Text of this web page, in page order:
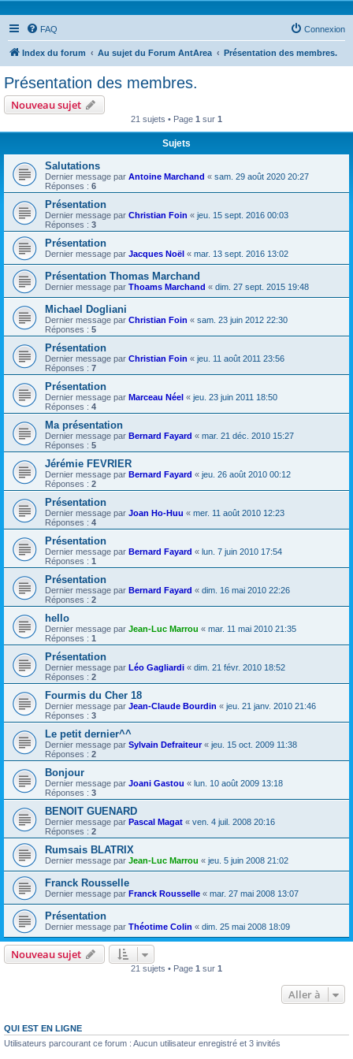
FAQ Connexion
Index du forum Au sujet du Forum AntArea Présentation des membres.
Présentation des membres.
Nouveau sujet
21 sujets • Page 1 sur 1
Sujets
Salutations
Dernier message par Antoine Marchand « sam. 29 août 2020 20:27
Réponses : 6
Présentation
Dernier message par Christian Foin « jeu. 15 sept. 2016 00:03
Réponses : 3
Présentation
Dernier message par Jacques Noël « mar. 13 sept. 2016 13:02
Présentation Thomas Marchand
Dernier message par Thoams Marchand « dim. 27 sept. 2015 19:48
Michael Dogliani
Dernier message par Christian Foin « sam. 23 juin 2012 22:30
Réponses : 5
Présentation
Dernier message par Christian Foin « jeu. 11 août 2011 23:56
Réponses : 7
Présentation
Dernier message par Marceau Néel « jeu. 23 juin 2011 18:50
Réponses : 4
Ma présentation
Dernier message par Bernard Fayard « mar. 21 déc. 2010 15:27
Réponses : 5
Jérémie FEVRIER
Dernier message par Bernard Fayard « jeu. 26 août 2010 00:12
Réponses : 2
Présentation
Dernier message par Joan Ho-Huu « mer. 11 août 2010 12:23
Réponses : 4
Présentation
Dernier message par Bernard Fayard « lun. 7 juin 2010 17:54
Réponses : 1
Présentation
Dernier message par Bernard Fayard « dim. 16 mai 2010 22:26
Réponses : 2
hello
Dernier message par Jean-Luc Marrou « mar. 11 mai 2010 21:35
Réponses : 1
Présentation
Dernier message par Léo Gagliardi « dim. 21 févr. 2010 18:52
Réponses : 2
Fourmis du Cher 18
Dernier message par Jean-Claude Bourdin « jeu. 21 janv. 2010 21:46
Réponses : 3
Le petit dernier^^
Dernier message par Sylvain Defraiteur« jeu. 15 oct. 2009 11:38
Réponses : 2
Bonjour
Dernier message par Joani Gastou « lun. 10 août 2009 13:18
Réponses : 3
BENOIT GUENARD
Dernier message par Pascal Magat « ven. 4 juil. 2008 20:16
Réponses : 2
Rumsais BLATRIX
Dernier message par Jean-Luc Marrou « jeu. 5 juin 2008 21:02
Franck Rousselle
Dernier message par Franck Rousselle « mar. 27 mai 2008 13:07
Présentation
Dernier message par Théotime Colin « dim. 25 mai 2008 18:09
Nouveau sujet
21 sujets • Page 1 sur 1
Aller à
QUI EST EN LIGNE
Utilisateurs parcourant ce forum : Aucun utilisateur enregistré et 3 invités